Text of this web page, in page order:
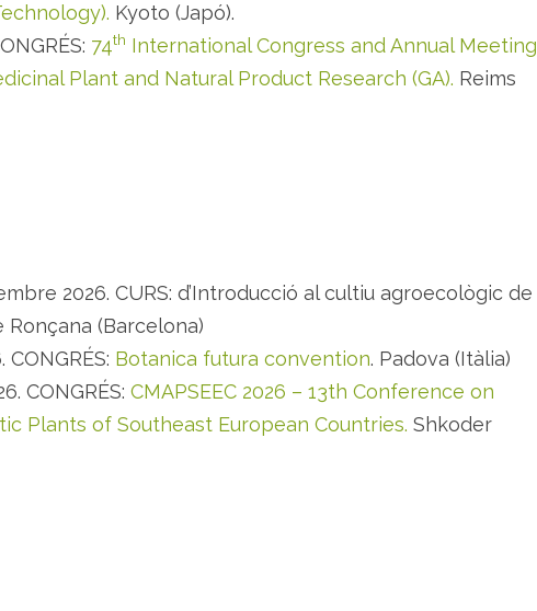
Kyoto (Japó).
74th International Congress and Annual Meeting
Plant and Natural Product Research (GA). Reims
2026. CURS: d’Introducció al cultiu agroecològic de
Ronçana (Barcelona)
CONGRÉS: Botanica futura convention. Padova (Itàlia)
CONGRÉS: CMAPSEEC 2026 – 13th Conference on
Plants of Southeast European Countries. Shkoder